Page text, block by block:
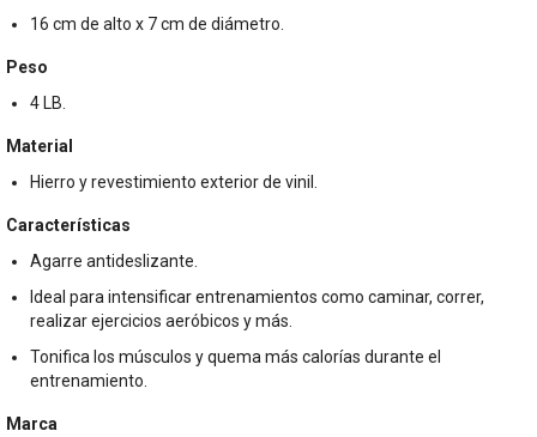
16 cm de alto x 7 cm de diámetro.
Peso
4 LB.
Material
Hierro y revestimiento exterior de vinil.
Características
Agarre antideslizante.
Ideal para intensificar entrenamientos como caminar, correr,
realizar ejercicios aeróbicos y más.
Tonifica los músculos y quema más calorías durante el
entrenamiento.
Marca